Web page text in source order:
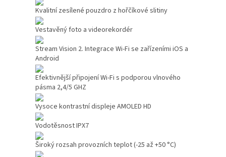
Kvalitní zesílené pouzdro z hořčíkové slitiny
Vestavěný foto a videorekordér
Stream Vision 2. Integrace Wi-Fi se zařízeními iOS a
Android
Efektivnější připojení Wi-Fi s podporou vlnového
pásma 2,4/5 GHZ
Vysoce kontrastní displeje AMOLED HD
Vodotěsnost IPX7
Široký rozsah provozních teplot (-25 až +50 °C)